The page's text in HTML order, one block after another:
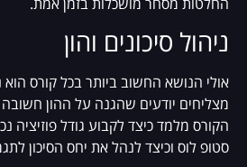
ניהול סיכונים והון
אולי הנושא החשוב ביותר בכל קורס הוא
מצליחים יודעים שהגנה על ההון
הקורס מלמד כיצד לקבוע גודל פוזיציה
סטופ לוס וכיצד לנהל את יחס הסיכון